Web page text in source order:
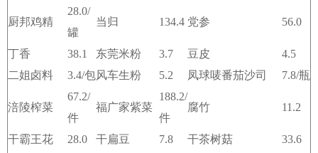
厨邦鸡精
28.0/
罐
当归 134.4 党参 56.0
丁香 38.1 东莞米粉 3.7 豆皮
4.5
二姐卤料
3.4/包风车生粉 5.2 凤球唛番茄沙司 7.8/瓶
涪陵榨菜
67.2/
件
福广家紫菜
188.2/
件
腐竹 11.2
干霸王花 28.0 干扁豆 7.8 干茶树菇
33.6